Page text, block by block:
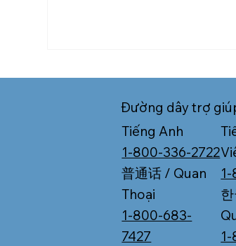
Tiếp tục làm việc sau tuổi
65? Những Điều Cần Biết
Về Ghi Danh Medicare
Đường dây trợ
Tiếng Anh
1-800-336-2722
普通话 / Quan
Thoại
1-800-683-
7427